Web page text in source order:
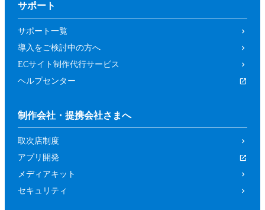
方（法人、個人を問いません。）としま
す。
前項にもかかわらず、以下の各号に該当す
るおそれがあると当社が判断した場合は、
当社は承諾を取り消すことができるものと
暴力団、反政府組織その他の反社会的組
織であるか、若しくはそれらの構成員又
未成年者、成年被後見人、被保佐人又は
被補助人のいずれかであって、本規約に
サポート
サポート一覧
導入をご検討中の方へ
ECサイト制作代行サービス
ヘルプセンター
制作会社・提携会社さまへ
取次店制度
アプリ開発
メディアキット
セキュリティ